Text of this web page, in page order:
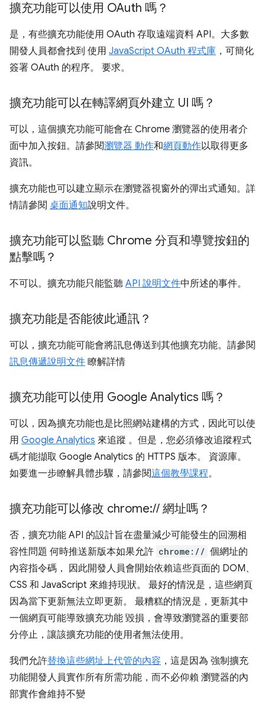
擴充功能可以使用 OAuth 嗎？
是，有些擴充功能使用 OAuth 存取遠端資料 API。大多數
開發人員都會找到 使用 JavaScript OAuth 程式庫 ，可簡化
簽署 OAuth 的程序。 要求。
擴充功能可以在轉譯網頁外建立 UI 嗎？
可以，這個擴充功能可能會在 Chrome 瀏覽器的使用者介
面中加入按鈕。請參閱瀏覽器 動作和網頁動作以取得更多
資訊。
擴充功能也可以建立顯示在瀏覽器視窗外的彈出式通知。詳
情請參閱 桌面通知說明文件。
擴充功能可以監聽 Chrome 分頁和導覽按鈕的
點擊嗎？
不可以。擴充功能只能監聽 API 說明文件中所述的事件。
擴充功能是否能彼此通訊？
可以，擴充功能可能會將訊息傳送到其他擴充功能。請參閱
訊息傳遞說明文件 瞭解詳情
擴充功能可以使用 Google Analytics 嗎？
可以，因為擴充功能也是比照網站建構的方式，因此可以使
用 Google Analytics 來追蹤 。但是，您必須修改追蹤程式
碼才能擷取 Google Analytics 的 HTTPS 版本。 資源庫。
如要進一步瞭解具體步驟，請參閱這個教學課程。
擴充功能可以修改 chrome:// 網址嗎？
否，擴充功能 API 的設計旨在盡量減少可能發生的回溯相
容性問題 何時推送新版本如果允許 chrome:// 個網址的
內容指令碼， 因此開發人員會開始依賴這些頁面的 DOM、
CSS 和 JavaScript 來維持現狀。 最好的情況是，這些網頁
因為當下更新無法立即更新。 最糟糕的情況是，更新其中
一個網頁可能導致擴充功能 毀損，會導致瀏覽器的重要部
分停止，讓該擴充功能的使用者無法使用。
我們允許替換這些網址上代管的內容 ，這是因為 強制擴充
功能開發人員實作所有所需功能，而不必仰賴 瀏覽器的內
部實作會維持不變